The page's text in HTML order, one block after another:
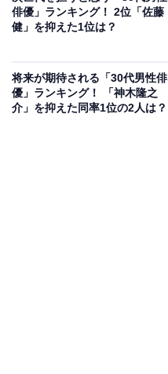
へ』など映画作品で活躍
ス』『恋はつづくよどこ
回答者からは、「あまり
俳優」ランキング！ 2位「佐藤
健」を抑えた1位は？
将来が期待される「30代男性俳
優」ランキング！ 「神木隆之
介」を抑えた同率1位の2人は？